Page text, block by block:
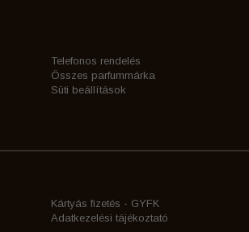
Telefonos rendelés
Összes parfummárka
Süti beállítások
Kártyás fizetés - GYFK
Adatkezelési tájékoztató